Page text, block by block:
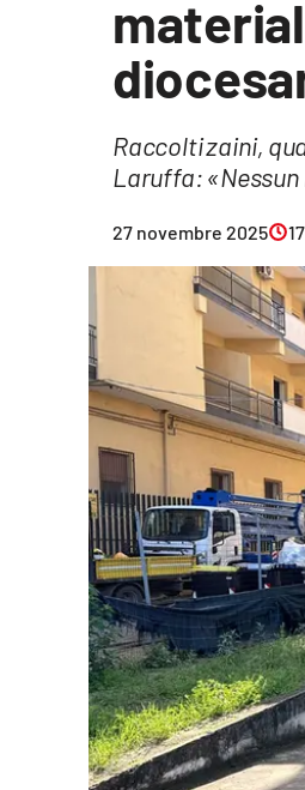
Economia e lavoro
Streaming
Raccolti zaini,
Laruffa:
27 novembre 2025